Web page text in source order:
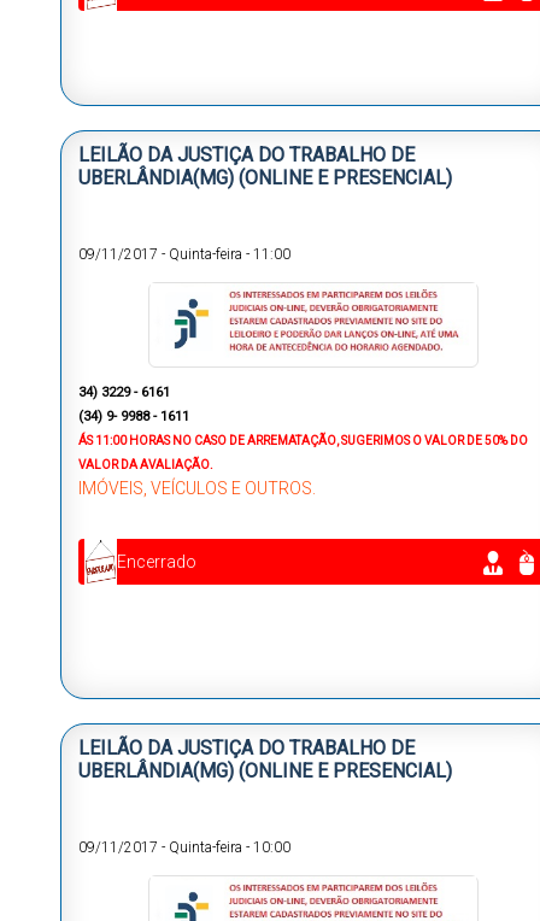
LEILÃO DA JUSTIÇA DO TRABALHO DE
UBERLÂNDIA(MG) (ONLINE E PRESENCIAL)
09/11/2017 - Quinta-feira - 11:00
34) 3229 - 6161
(34) 9- 9988 - 1611
ÁS 11:00 HORAS NO CASO DE ARREMATAÇÃO, SUGERIMOS O VALOR DE 50% DO
VALOR DA AVALIAÇÃO.
IMÓVEIS, VEÍCULOS E OUTROS.
Encerrado
LEILÃO DA JUSTIÇA DO TRABALHO DE
UBERLÂNDIA(MG) (ONLINE E PRESENCIAL)
09/11/2017 - Quinta-feira - 10:00